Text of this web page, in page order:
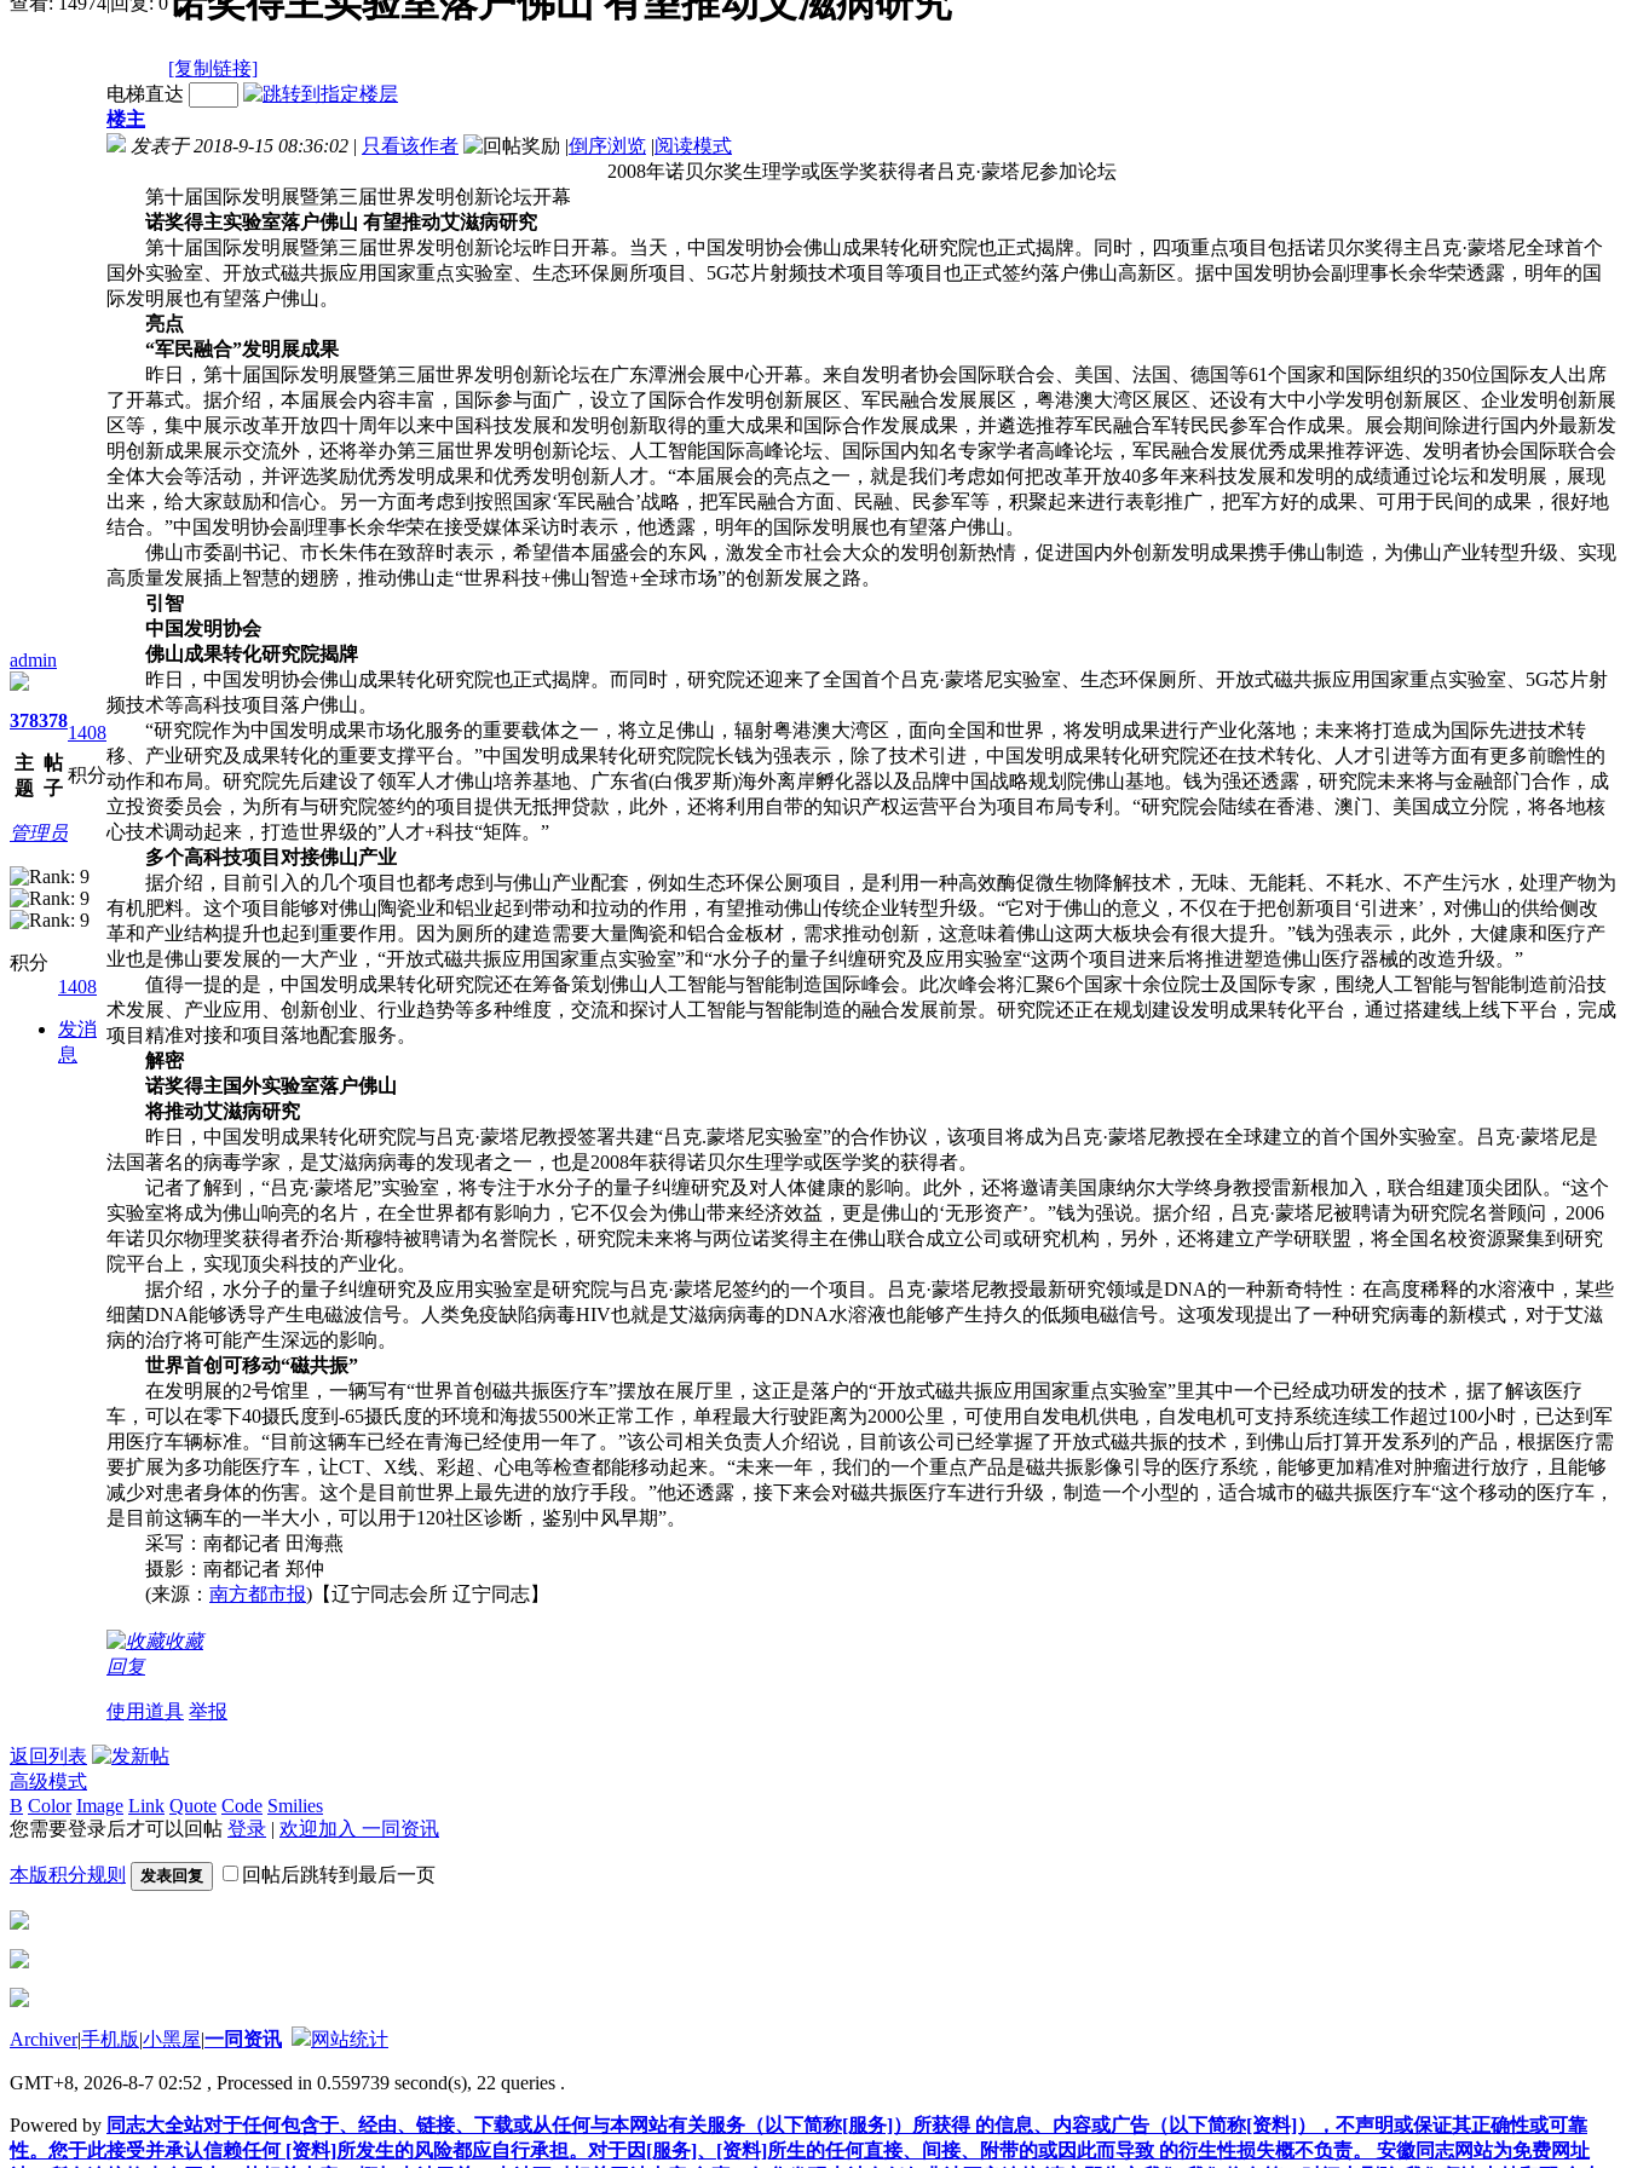
[复制链接]
admin
378
主
题
378
帖
子
1408
积分
管理员
积分
1408
发消
息
电梯直达
楼主
发表于 2018-9-15 08:36:02 | 只看该作者 |倒序浏览 |阅读模式
2008年诺贝尔奖生理学或医学奖获得者吕克·蒙塔尼参加论坛
第十届国际发明展暨第三届世界发明创新论坛开幕
诺奖得主实验室落户佛山 有望推动艾滋病研究
第十届国际发明展暨第三届世界发明创新论坛昨日开幕。当天，中国发明协会佛山成果转化研究院也正式揭牌。同时，四项重点项目包括诺贝尔奖得主吕克·蒙塔尼全球首个
国外实验室、开放式磁共振应用国家重点实验室、生态环保厕所项目、5G芯片射频技术项目等项目也正式签约落户佛山高新区。据中国发明协会副理事长余华荣透露，明年的国
际发明展也有望落户佛山。
亮点
“军民融合”发明展成果
昨日，第十届国际发明展暨第三届世界发明创新论坛在广东潭洲会展中心开幕。来自发明者协会国际联合会、美国、法国、德国等61个国家和国际组织的350位国际友人出席
了开幕式。据介绍，本届展会内容丰富，国际参与面广，设立了国际合作发明创新展区、军民融合发展展区，粤港澳大湾区展区、还设有大中小学发明创新展区、企业发明创新展
区等，集中展示改革开放四十周年以来中国科技发展和发明创新取得的重大成果和国际合作发展成果，并遴选推荐军民融合军转民民参军合作成果。展会期间除进行国内外最新发
明创新成果展示交流外，还将举办第三届世界发明创新论坛、人工智能国际高峰论坛、国际国内知名专家学者高峰论坛，军民融合发展优秀成果推荐评选、发明者协会国际联合会
全体大会等活动，并评选奖励优秀发明成果和优秀发明创新人才。“本届展会的亮点之一，就是我们考虑如何把改革开放40多年来科技发展和发明的成绩通过论坛和发明展，展现
出来，给大家鼓励和信心。另一方面考虑到按照国家‘军民融合’战略，把军民融合方面、民融、民参军等，积聚起来进行表彰推广，把军方好的成果、可用于民间的成果，很好地
结合。”中国发明协会副理事长余华荣在接受媒体采访时表示，他透露，明年的国际发明展也有望落户佛山。
佛山市委副书记、市长朱伟在致辞时表示，希望借本届盛会的东风，激发全市社会大众的发明创新热情，促进国内外创新发明成果携手佛山制造，为佛山产业转型升级、实现
高质量发展插上智慧的翅膀，推动佛山走“世界科技+佛山智造+全球市场”的创新发展之路。
引智
中国发明协会
佛山成果转化研究院揭牌
昨日，中国发明协会佛山成果转化研究院也正式揭牌。而同时，研究院还迎来了全国首个吕克·蒙塔尼实验室、生态环保厕所、开放式磁共振应用国家重点实验室、5G芯片射
频技术等高科技项目落户佛山。
“研究院作为中国发明成果市场化服务的重要载体之一，将立足佛山，辐射粤港澳大湾区，面向全国和世界，将发明成果进行产业化落地；未来将打造成为国际先进技术转
移、产业研究及成果转化的重要支撑平台。”中国发明成果转化研究院院长钱为强表示，除了技术引进，中国发明成果转化研究院还在技术转化、人才引进等方面有更多前瞻性的
动作和布局。研究院先后建设了领军人才佛山培养基地、广东省(白俄罗斯)海外离岸孵化器以及品牌中国战略规划院佛山基地。钱为强还透露，研究院未来将与金融部门合作，成
立投资委员会，为所有与研究院签约的项目提供无抵押贷款，此外，还将利用自带的知识产权运营平台为项目布局专利。“研究院会陆续在香港、澳门、美国成立分院，将各地核
心技术调动起来，打造世界级的”人才+科技“矩阵。”
多个高科技项目对接佛山产业
据介绍，目前引入的几个项目也都考虑到与佛山产业配套，例如生态环保公厕项目，是利用一种高效酶促微生物降解技术，无味、无能耗、不耗水、不产生污水，处理产物为
有机肥料。这个项目能够对佛山陶瓷业和铝业起到带动和拉动的作用，有望推动佛山传统企业转型升级。“它对于佛山的意义，不仅在于把创新项目‘引进来’，对佛山的供给侧改
革和产业结构提升也起到重要作用。因为厕所的建造需要大量陶瓷和铝合金板材，需求推动创新，这意味着佛山这两大板块会有很大提升。”钱为强表示，此外，大健康和医疗产
业也是佛山要发展的一大产业，“开放式磁共振应用国家重点实验室”和“水分子的量子纠缠研究及应用实验室“这两个项目进来后将推进塑造佛山医疗器械的改造升级。”
值得一提的是，中国发明成果转化研究院还在筹备策划佛山人工智能与智能制造国际峰会。此次峰会将汇聚6个国家十余位院士及国际专家，围绕人工智能与智能制造前沿技
术发展、产业应用、创新创业、行业趋势等多种维度，交流和探讨人工智能与智能制造的融合发展前景。研究院还正在规划建设发明成果转化平台，通过搭建线上线下平台，完成
项目精准对接和项目落地配套服务。
解密
诺奖得主国外实验室落户佛山
将推动艾滋病研究
昨日，中国发明成果转化研究院与吕克·蒙塔尼教授签署共建“吕克.蒙塔尼实验室”的合作协议，该项目将成为吕克·蒙塔尼教授在全球建立的首个国外实验室。吕克·蒙塔尼是
法国著名的病毒学家，是艾滋病病毒的发现者之一，也是2008年获得诺贝尔生理学或医学奖的获得者。
记者了解到，“吕克·蒙塔尼”实验室，将专注于水分子的量子纠缠研究及对人体健康的影响。此外，还将邀请美国康纳尔大学终身教授雷新根加入，联合组建顶尖团队。“这个
实验室将成为佛山响亮的名片，在全世界都有影响力，它不仅会为佛山带来经济效益，更是佛山的‘无形资产’。”钱为强说。据介绍，吕克·蒙塔尼被聘请为研究院名誉顾问，2006
年诺贝尔物理奖获得者乔治·斯穆特被聘请为名誉院长，研究院未来将与两位诺奖得主在佛山联合成立公司或研究机构，另外，还将建立产学研联盟，将全国名校资源聚集到研究
院平台上，实现顶尖科技的产业化。
据介绍，水分子的量子纠缠研究及应用实验室是研究院与吕克·蒙塔尼签约的一个项目。吕克·蒙塔尼教授最新研究领域是DNA的一种新奇特性：在高度稀释的水溶液中，某些
细菌DNA能够诱导产生电磁波信号。人类免疫缺陷病毒HIV也就是艾滋病病毒的DNA水溶液也能够产生持久的低频电磁信号。这项发现提出了一种研究病毒的新模式，对于艾滋
病的治疗将可能产生深远的影响。
世界首创可移动“磁共振”
在发明展的2号馆里，一辆写有“世界首创磁共振医疗车”摆放在展厅里，这正是落户的“开放式磁共振应用国家重点实验室”里其中一个已经成功研发的技术，据了解该医疗
车，可以在零下40摄氏度到-65摄氏度的环境和海拔5500米正常工作，单程最大行驶距离为2000公里，可使用自发电机供电，自发电机可支持系统连续工作超过100小时，已达到军
用医疗车辆标准。“目前这辆车已经在青海已经使用一年了。”该公司相关负责人介绍说，目前该公司已经掌握了开放式磁共振的技术，到佛山后打算开发系列的产品，根据医疗需
要扩展为多功能医疗车，让CT、X线、彩超、心电等检查都能移动起来。“未来一年，我们的一个重点产品是磁共振影像引导的医疗系统，能够更加精准对肿瘤进行放疗，且能够
减少对患者身体的伤害。这个是目前世界上最先进的放疗手段。”他还透露，接下来会对磁共振医疗车进行升级，制造一个小型的，适合城市的磁共振医疗车“这个移动的医疗车，
是目前这辆车的一半大小，可以用于120社区诊断，鉴别中风早期”。
采写：南都记者 田海燕
摄影：南都记者 郑仲
(来源： 南方都市报)【辽宁同志会所 辽宁同志】
收藏
回复
使用道具 举报
返回列表
高级模式
B Color Image Link Quote Code Smilies
您需要登录后才可以回帖 登录 | 欢迎加入 一同资讯
本版积分规则 发表回复 回帖后跳转到最后一页
Archiver|手机版|小黑屋|一同资讯 网站统计
GMT+8, 2026-8-7 02:52 , Processed in 0.559739 second(s), 22 queries .
Powered by 同志大全站对于任何包含于、经由、链接、下载或从任何与本网站有关服务（以下简称[服务]）所获得 的信息、内容或广告（以下简称[资料]），不声明或保证其正确性或可靠
性。您于此接受并承认信赖任何 [资料]所发生的风险都应自行承担。对于因[服务]、[资料]所生的任何直接、间接、附带的或因此而导致 的衍生性损失概不负责。 安徽同志网站为免费网址